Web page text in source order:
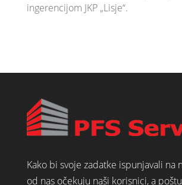
ingerencijom JKP „Lisje“.
Kako bi svoje zadatke ispunjavali na
od nas očekuju naši korisnici, a